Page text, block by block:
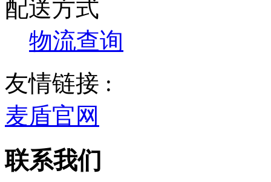
配送方式
物流查询
友情链接 :
麦盾官网
联系我们